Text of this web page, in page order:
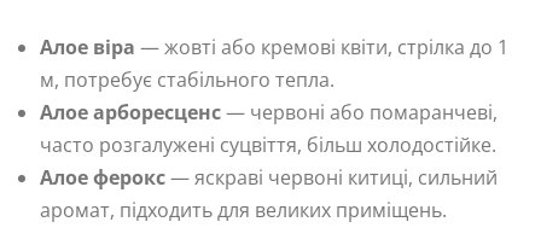
Алое віра — жовті або кремові квіти, стрілка до 1
м, потребує стабільного тепла.
Алое арборесценс— червоні або помаранчеві,
часто розгалужені суцвіття, більш холодостійке.
Алое ферокс— яскраві червоні китиці, сильний
аромат, підходить для великих приміщень.